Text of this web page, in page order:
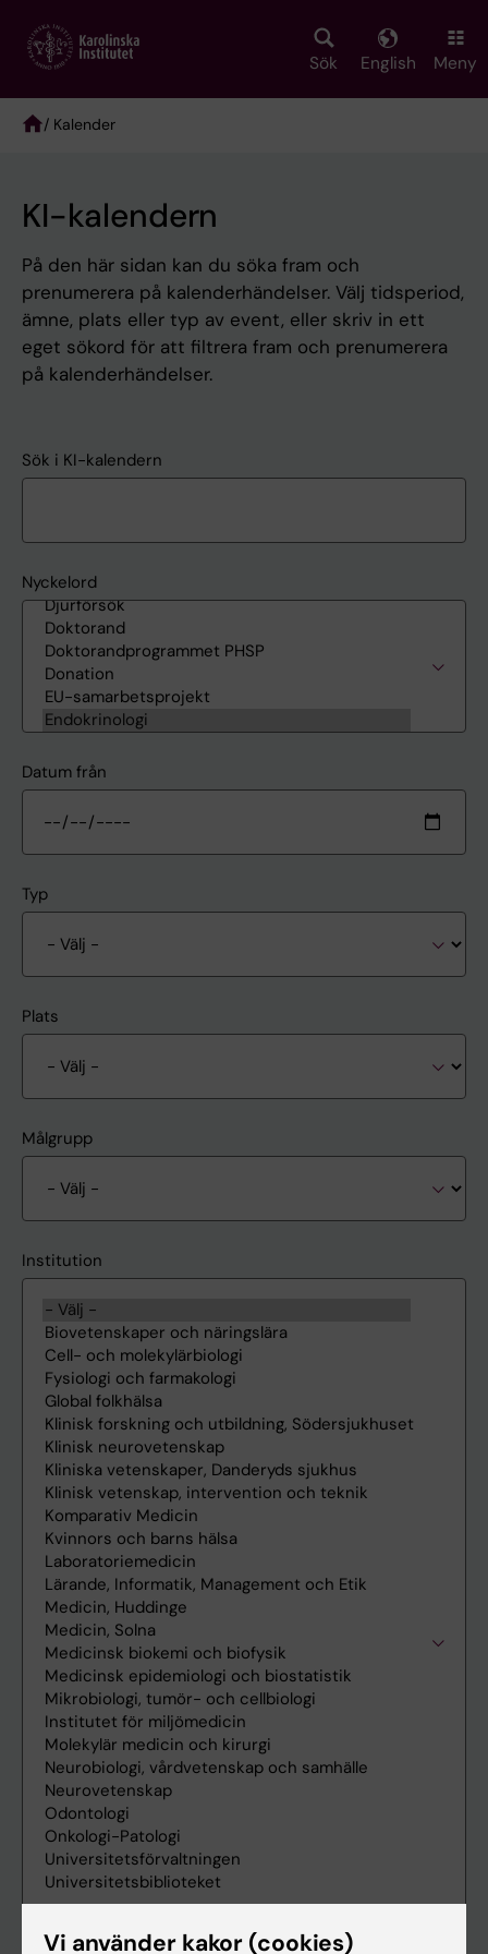
main
Sök English Meny
/ Kalender
KI-kalendern
På den här sidan kan du söka fram och
prenumerera på kalenderhändelser. Välj tidsperiod,
ämne, plats eller typ av event, eller skriv in ett
eget sökord för att filtrera fram och prenumerera
på kalenderhändelser.
Sök i KI-kalendern
Nyckelord
Datum från
Typ
Plats
Målgrupp
Institution
Vi använder kakor (cookies)